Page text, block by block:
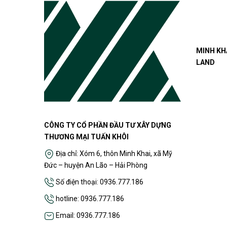
CÔNG TY CỔ PHẦN ĐẦU TƯ XÂY DỰNG
THƯƠNG MẠI TUẤN KHÔI
Địa chỉ: Xóm 6, thôn Minh Khai, xã Mỹ
Đức – huyện An Lão – Hải Phòng
Số điện thoại: 0936.777.186
hotline: 0936.777.186
Email: 0936.777.186
MINH
LAND